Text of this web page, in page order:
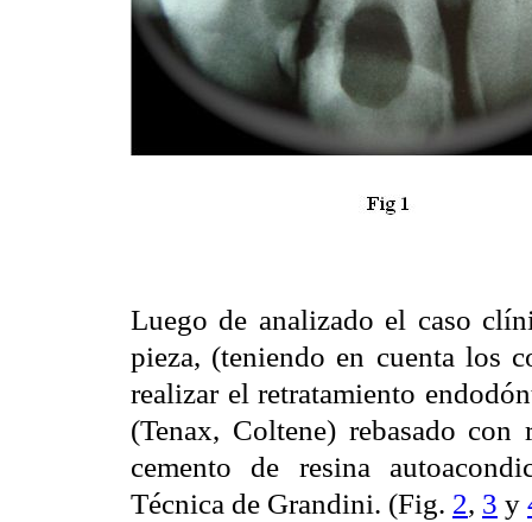
Luego de analizado el caso
pieza, (teniendo en cuenta los
realizar el retratamiento
(Tenax, Coltene) rebasado
cemento de resina
Técnica de Grandini. (Fig. 2, 3 y